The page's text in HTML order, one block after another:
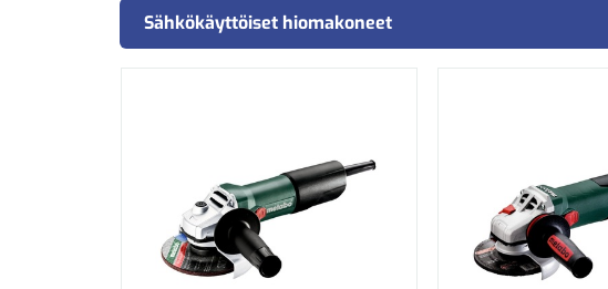
Sähkökäyttöiset hiomakoneet